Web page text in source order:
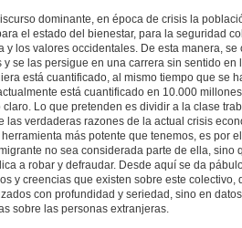
dominante, en época de crisis la
el estado del bienestar, para la seguridad
y los valores occidentales. De esta manera,
y se las persigue en una carrera sin sentido en
está cuantificado, al mismo tiempo que se
está cuantificado en 10.000
claro. Lo que pretenden es dividir a la clase
las verdaderas razones de la actual crisis
más potente que tenemos, es por
no sea considerada parte de ella, sino
a robar y defraudar. Desde aquí se da
y creencias que existen sobre este colectivo,
con profundidad y seriedad, sino en
sobre las personas extranjeras.